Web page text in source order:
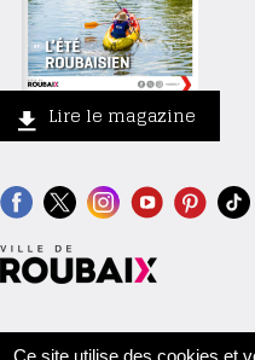
Lire le magazine
Contact Crédits Mentions
Ce site utilise des cookies et